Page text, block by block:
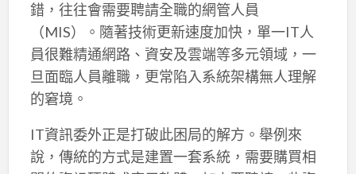
錯，往往會需要聘請全職的網管人員
（MIS）。隨著技術更新速度加快，單一IT人
員很難精通網路、資安及雲端等多元領域，一
旦面臨人員離職，更常陷入系統架構無人理解
的窘境。
IT資訊委外正是打破此困局的解方。舉例來
說，傳統的方式是建置一套系統，需要購買相